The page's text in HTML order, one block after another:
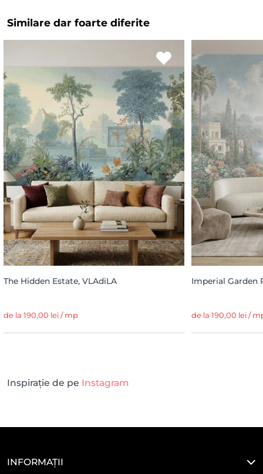
Similare dar foarte diferite
The Hidden Estate, VLAdiLA
de la 190,00 lei / mp
Imperial Garden
de la 190,00 lei /
Inspirație de pe Instagram
INFORMAȚII